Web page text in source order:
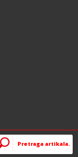
by Re:Brand created by